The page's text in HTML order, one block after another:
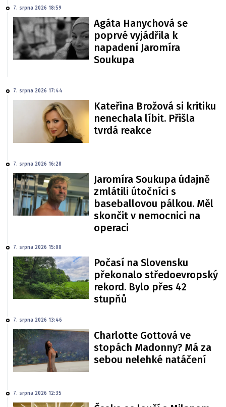
7. srpna 2026 18:59
Agáta Hanychová se
poprvé vyjádřila k
napadení Jaromíra
Soukupa
7. srpna 2026 17:44
Kateřina Brožová si kritiku
nenechala líbit. Přišla
tvrdá reakce
7. srpna 2026 16:28
Jaromíra Soukupa údajně
zmlátili útočníci s
baseballovou pálkou. Měl
skončit v nemocnici na
operaci
7. srpna 2026 15:00
Počasí na Slovensku
překonalo středoevropský
rekord. Bylo přes 42
stupňů
7. srpna 2026 13:46
Charlotte Gottová ve
stopách Madonny? Má za
sebou nelehké natáčení
7. srpna 2026 12:35